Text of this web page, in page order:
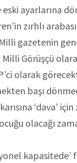
ayarlarına
zırhlı
gazetenin
Görüşçü
olarak
başı
‘dava’
olacağı
kapasitede’